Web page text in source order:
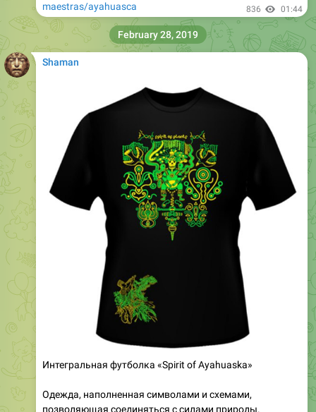
maestras/ayahuasca
836 01:44
Shaman
Интегральная футболка «Spirit of Ayahuaska»
Одежда, наполненная символами и схемами,
позволяющая соединяться с силами природы.
February 28, 2019